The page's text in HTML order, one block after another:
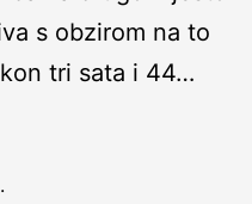
s obzirom na to
tri sata i 44…